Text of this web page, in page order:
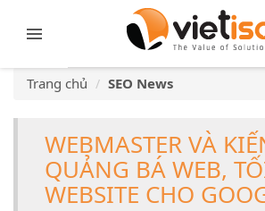
Trang chủ SEO News
WEBMASTER VÀ
QUẢNG BÁ WEB,
WEBSITE CHO